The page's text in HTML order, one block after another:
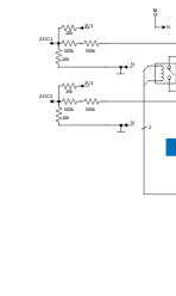
Bluetooth経
ユーザフレン
block
diagram
N
N
N
N
500k
500k
10k
ADC2
10k
3V3
500k
500k
10k
ADC1
10k
3V3
2